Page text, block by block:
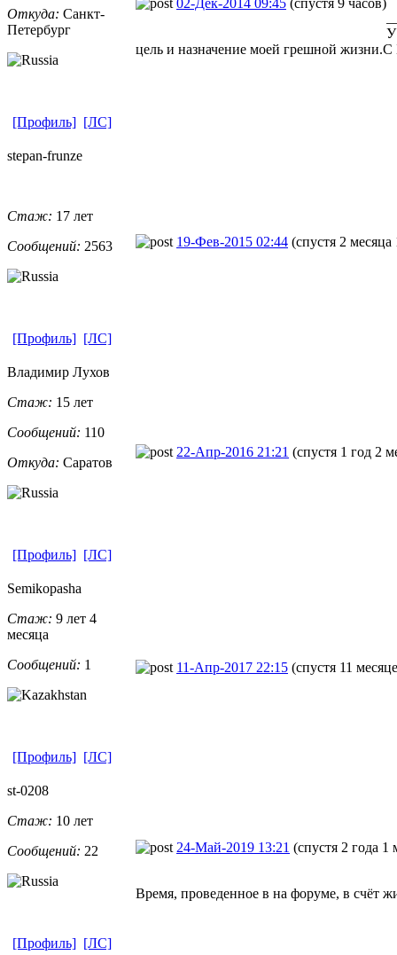
Откуда: Санкт-
Петерб​ург
У
цель и назначение моей грешной
[Профиль] [ЛС]
stepan-frunz​e
Стаж: 17 лет
Сообщений: 2563 19-Фев-2015 02:44 (спустя 2 месяца
[Профиль] [ЛС]
Владимир Лухов
Стаж: 15 лет
Сообщений: 110
Откуда: Саратов
22-Апр-2016 21:21 (спустя 1 год 2
[Профиль] [ЛС]
Semikopasha
Стаж: 9 лет 4
месяца
Сообщений: 1 11-Апр-2017 22:15 (спустя 11
[Профиль] [ЛС]
st-0208
Стаж: 10 лет
Сообщений: 22 24-Май-2019 13:21 (спустя 2 года 1
Время, проведенное в на форуме, в счёт
[Профиль] [ЛС]